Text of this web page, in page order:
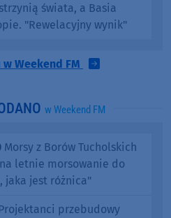
świata, a Basia
"Rewelacyjny wynik"
Weekend FM
w Weekend FM
Morsy z Borów Tucholskich
letnie morsowanie do
jaka jest różnica"
Projektanci przebudowy